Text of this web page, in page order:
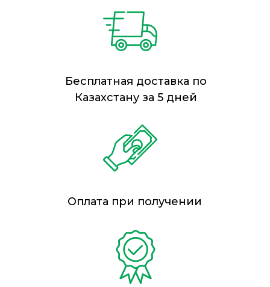
Бесплатная доставка по
Казахстану за 5 дней
Оплата при получении